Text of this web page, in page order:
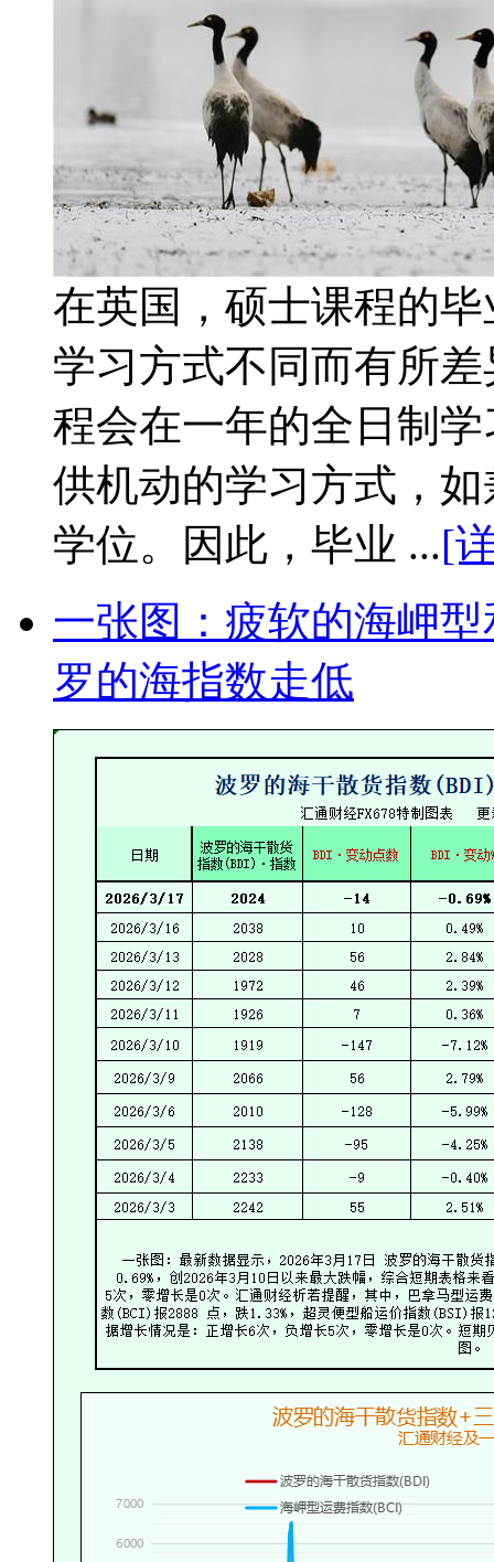
在英国，硕士课程的
学习方式不同而有所
程会在一年的全日制
供机动的学习方式，
学位。因此，毕业 ...[
一张图：疲软的海岬
罗的海指数走低